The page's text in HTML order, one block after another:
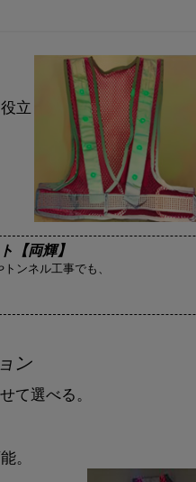
立
【両輝】
ンネル工事でも、
ン
て選べる。
。